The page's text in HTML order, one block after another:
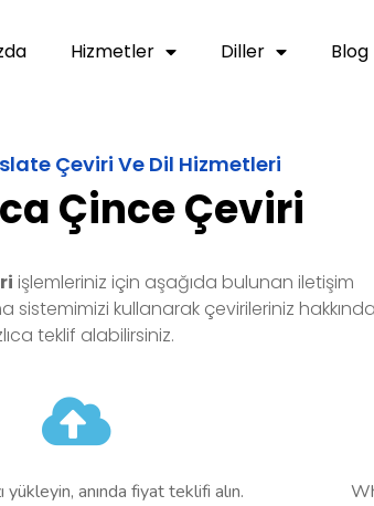
Hizmetler Diller Blog
Çeviri Ve Dil Hizmetleri
Çince Çeviri
işlemleriniz için aşağıda bulunan iletişim
sistemimizi kullanarak çevirileriniz hakkında
teklif alabilirsiniz.
yükleyin, anında fiyat teklifi alın.